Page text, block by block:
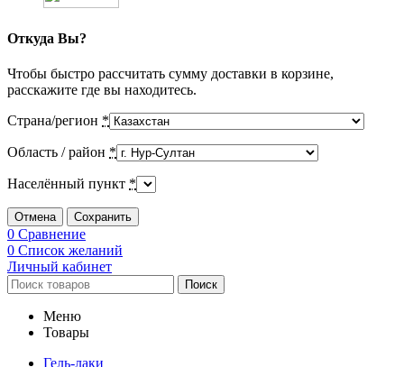
Откуда Вы?
Чтобы быстро рассчитать сумму доставки в корзине,
расскажите где вы находитесь.
Страна/регион *
Область / район *
Населённый пункт *
Отмена Сохранить
0 Сравнение
0 Список желаний
Личный кабинет
Поиск
Меню
Товары
Гель-лаки